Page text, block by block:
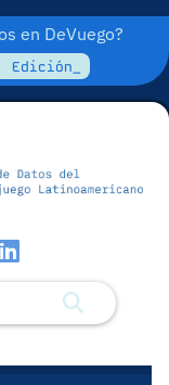
en DeVuego?
Edición_